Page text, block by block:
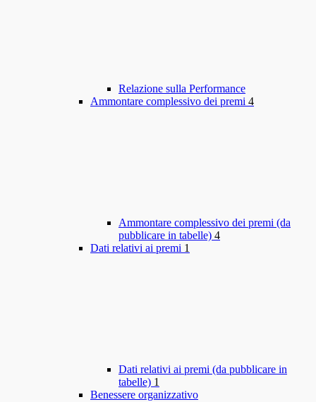
Relazione sulla Performance
Ammontare complessivo dei premi 4
Ammontare complessivo dei premi (da
pubblicare in tabelle) 4
Dati relativi ai premi 1
Dati relativi ai premi (da pubblicare in
tabelle) 1
Benessere organizzativo